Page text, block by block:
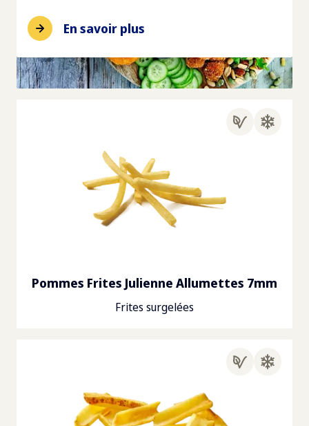
En savoir plus
Pommes Frites Julienne Allumettes 7mm
Frites surgelées